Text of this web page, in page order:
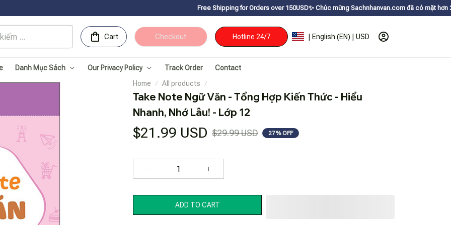
Free Shipping for Orders over 150USDㅤ✨ Chúc mừng Sachnhanvan.com đã có mặt hơn 200 quốc gia
Cart Checkout Hotline 24/7 | English (EN) | USD
Danh Mục Sách Our Privacy Policy Track Order
Contact
Home
All products
Take Note Ngữ Văn - Tổng Hợp Kiến Thức - Hiểu
Nhanh, Nhớ Lâu! - Lớp 12
$21.99 USD $29.99 USD 27% OFF
ADD TO CART